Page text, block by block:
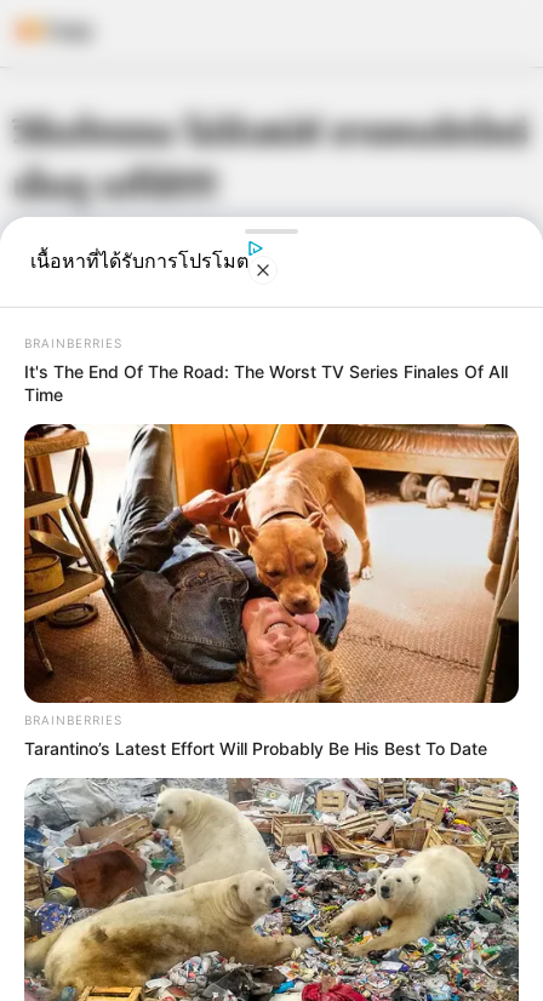
to
content
วิธีแก้กรรม ไม่มีเสน่ห์ ขาดคนรักใคร่
เอ็นดู แก้ได้!!!!
เจ้าหมอดู 22 เม.ย. 2015
แชร์
กรรมดีกรรมชั่ว อยู่ที่ตัวทำ แม้กรรมจะลบล้างไม่ได้ แต่เรา
สามารถสร้างความดีทดแทนได้
อย่างน้อยวิบากกรรมที่เคยก่อไว้ในอดีต ก็จะทุเลาลงบ้าง
ไม่มากก็น้อย
เนื้อหาที่ได้รับการโปรโมต
BRAINBERRIES
It's The End Of The Road: The Worst TV Series Finales Of All
Time
BRAINBERRIES
Tarantino’s Latest Effort Will Probably Be His Best To Date